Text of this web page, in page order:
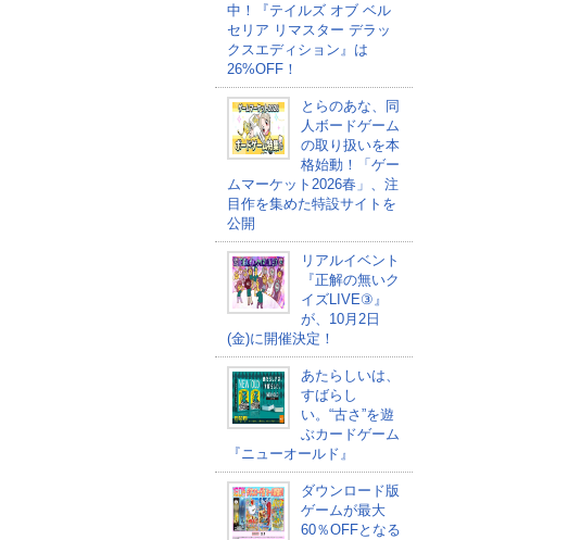
中！『テイルズ オブ ベル
セリア リマスター デラッ
クスエディション』は
26%OFF！
とらのあな、同
人ボードゲーム
の取り扱いを本
格始動！「ゲー
ムマーケット2026春」、注
目作を集めた特設サイトを
公開
リアルイベント
『正解の無いク
イズLIVE③』
が、10月2日
(金)に開催決定！
あたらしいは、
すばらし
い。“古さ”を遊
ぶカードゲーム
『ニューオールド』
ダウンロード版
ゲームが最大
60％OFFとなる